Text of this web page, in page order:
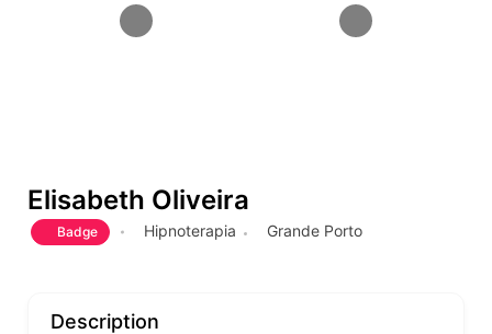
Elisabeth Oliveira
Badge Hipnoterapia Grande Porto
Description